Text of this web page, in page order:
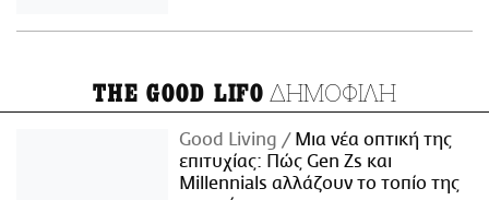
THE GOOD LIFO ΔΗΜΟΦΙΛΗ
Good Living
Μια νέα οπτική της
επιτυχίας: Πώς Gen Zs και
Millennials αλλάζουν το τοπίο της